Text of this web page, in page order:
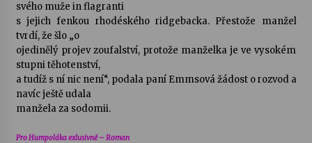
svého muže in flagranti
s jejich fenkou rhodéského ridgebacka. Přestože manžel
tvrdí, že šlo „o
ojedinělý projev zoufalství, protože manželka je ve vysokém
stupni těhotenství,
a tudíž s ní nic není“, podala paní Emmsová žádost o rozvod a
navíc ještě udala
manžela za sodomii.
Pro Humpoláka exlusivně – Roman